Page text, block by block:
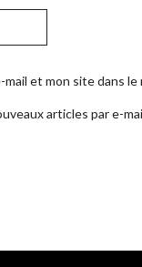
et mon site dans
articles par e-